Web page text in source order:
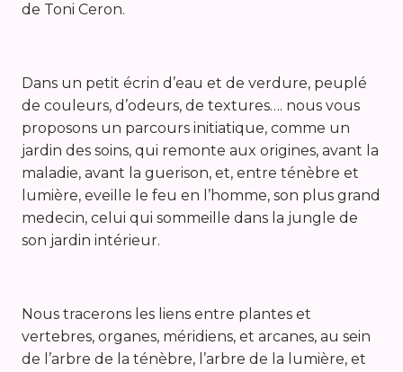
de Toni Ceron.
Dans un petit écrin d’eau et de verdure, peuplé
de couleurs, d’odeurs, de textures…. nous vous
proposons un parcours initiatique, comme un
jardin des soins, qui remonte aux origines, avant la
maladie, avant la guerison, et, entre ténèbre et
lumière, eveille le feu en l’homme, son plus grand
medecin, celui qui sommeille dans la jungle de
son jardin intérieur.
Nous tracerons les liens entre plantes et
vertebres, organes, méridiens, et arcanes, au sein
de l’arbre de la ténèbre, l’arbre de la lumière, et